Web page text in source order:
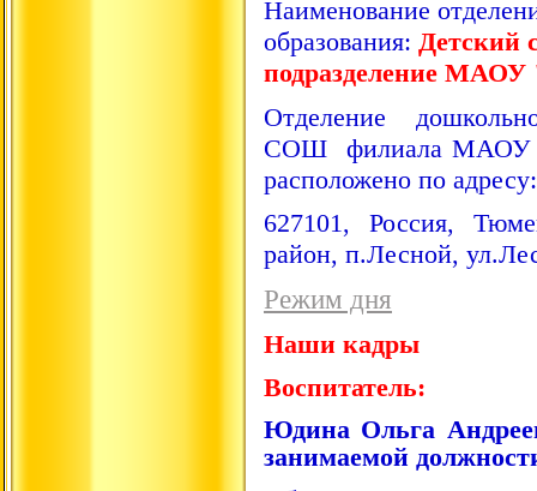
Наименование
образования: Детский
подразделение
Отделение
СОШ филиала МАОУ
расположено по адресу:
627101, Россия,
район, п.Лесной,
Режим дня
Наши кадры
Воспитатель:
Юдина Ольга
занимаемой